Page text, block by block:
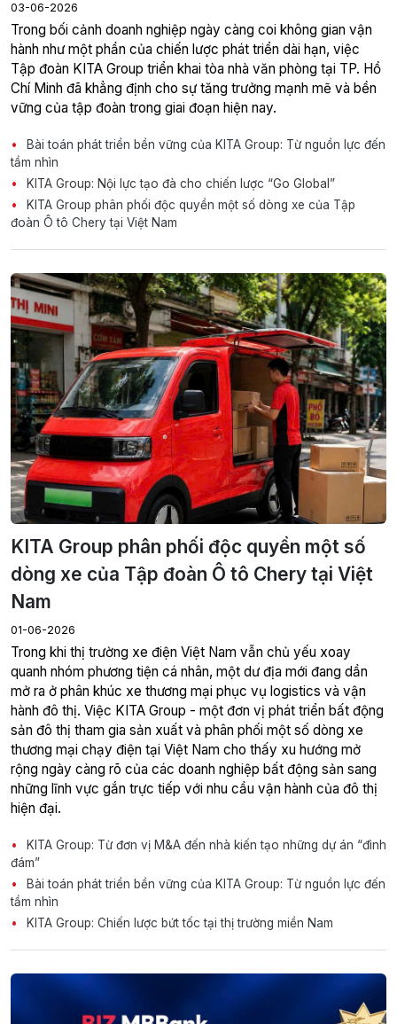
03-06-2026
Trong bối cảnh doanh nghiệp ngày càng coi không gian vận
hành như một phần của chiến lược phát triển dài hạn, việc
Tập đoàn KITA Group triển khai tòa nhà văn phòng tại TP. Hồ
Chí Minh đã khẳng định cho sự tăng trưởng mạnh mẽ và bền
vững của tập đoàn trong giai đoạn hiện nay.
Bài toán phát triển bền vững của KITA Group: Từ nguồn lực đến
tầm nhìn
KITA Group: Nội lực tạo đà cho chiến lược “Go Global”
KITA Group phân phối độc quyền một số dòng xe của Tập
đoàn Ô tô Chery tại Việt Nam
KITA Group phân phối độc quyền một số
dòng xe của Tập đoàn Ô tô Chery tại Việt
Nam
01-06-2026
Trong khi thị trường xe điện Việt Nam vẫn chủ yếu xoay
quanh nhóm phương tiện cá nhân, một dư địa mới đang dần
mở ra ở phân khúc xe thương mại phục vụ logistics và vận
hành đô thị. Việc KITA Group - một đơn vị phát triển bất động
sản đô thị tham gia sản xuất và phân phối một số dòng xe
thương mại chạy điện tại Việt Nam cho thấy xu hướng mở
rộng ngày càng rõ của các doanh nghiệp bất động sản sang
những lĩnh vực gắn trực tiếp với nhu cầu vận hành của đô thị
hiện đại.
KITA Group: Từ đơn vị M&A đến nhà kiến tạo những dự án “đình
đám”
Bài toán phát triển bền vững của KITA Group: Từ nguồn lực đến
tầm nhìn
KITA Group: Chiến lược bứt tốc tại thị trường miền Nam